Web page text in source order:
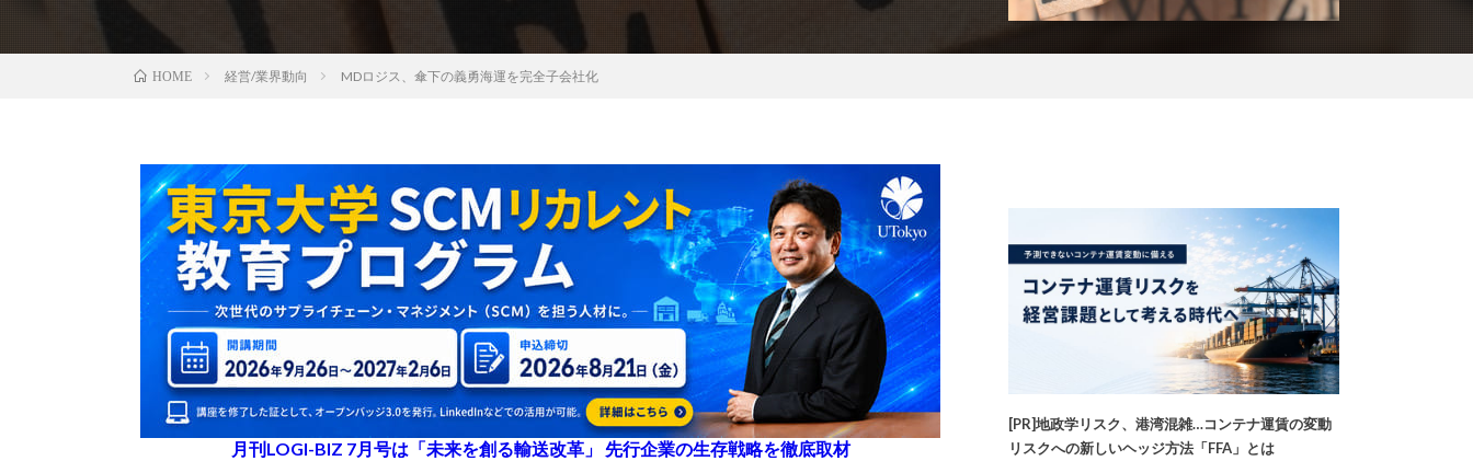
HOME 経営/業界動向 MDロジス、傘下の義勇海運を完全子会社化
月刊LOGI-BIZ 7月号は「未来を創る輸送改革」 先行企業の生存戦略を徹底取材
[PR]地政学リスク、港湾混雑…コンテナ運賃の変動
リスクへの新しいヘッジ方法「FFA」とは